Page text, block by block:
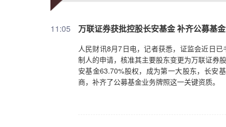
11:05 万联证券获批控股长安基金 补齐公募基
人民财讯8月7日电，记者获悉，证监会近日
制人的申请，核准其主要股东变更为万联证券
安基金63.70%股权，成为第一大股东，长安
商，补齐了公募基金业务牌照这一关键资质。